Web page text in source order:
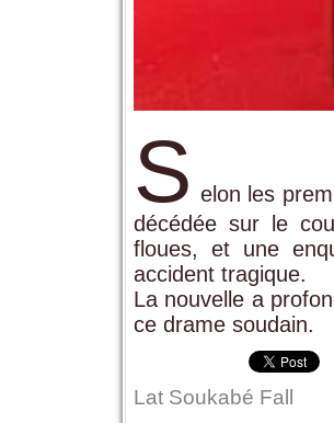
S elon les
décédée sur le
floues, et une
accident tragique.
La nouvelle a
ce drame soudain.
Lat Soukabé Fall